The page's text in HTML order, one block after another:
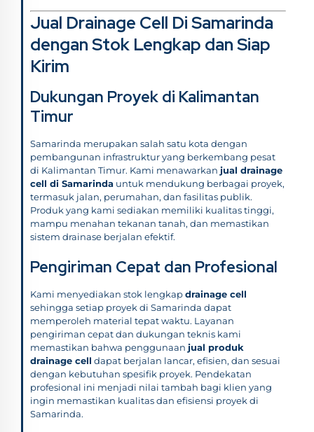
Jual Drainage Cell Di Samarinda
dengan Stok Lengkap dan Siap
Kirim
Dukungan Proyek di Kalimantan
Timur
Samarinda merupakan salah satu kota dengan
pembangunan infrastruktur yang berkembang pesat
di Kalimantan Timur. Kami menawarkan jual drainage
cell di Samarinda untuk mendukung berbagai proyek,
termasuk jalan, perumahan, dan fasilitas publik.
Produk yang kami sediakan memiliki kualitas tinggi,
mampu menahan tekanan tanah, dan memastikan
sistem drainase berjalan efektif.
Pengiriman Cepat dan Profesional
Kami menyediakan stok lengkapdrainage cell
sehingga setiap proyek di Samarinda dapat
memperoleh material tepat waktu. Layanan
pengiriman cepat dan dukungan teknis kami
memastikan bahwa penggunaan jual produk
drainage cell dapat berjalan lancar, efisien, dan sesuai
dengan kebutuhan spesifik proyek. Pendekatan
profesional ini menjadi nilai tambah bagi klien yang
ingin memastikan kualitas dan efisiensi proyek di
Samarinda.